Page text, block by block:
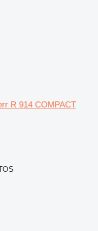
R 914 COMPACT